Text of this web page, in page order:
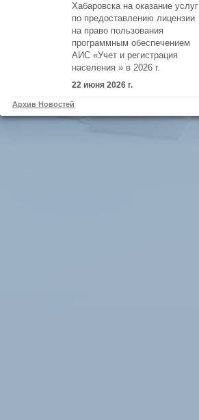
Хабаровска на оказание услуг
по предоставлению лицензии
на право пользования
программным обеспечением
АИС «Учет и регистрация
населения » в 2026 г.
22 июня 2026 г.
Архив Новостей